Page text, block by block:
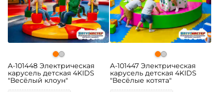
A-101448 Электрическая
карусель детская 4KIDS
"Весёлый клоун"
A-101447 Электрическая
карусель детская 4KIDS
"Весёлые котята"